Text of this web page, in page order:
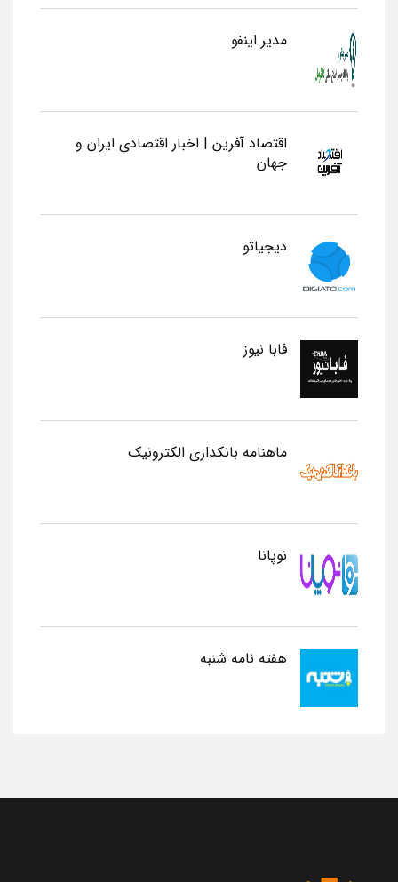
مدیر اینفو
اقتصاد آفرین | اخبار اقتصادی ایران و
جهان
دیجیاتو
فابا نیوز
ماهنامه بانکداری الکترونیک
نوپانا
هفته نامه شنبه